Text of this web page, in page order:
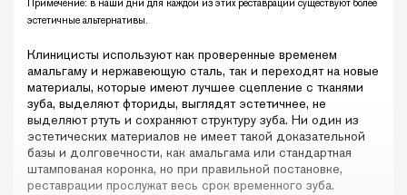
Примечение: в наши дни для каждой из этих реставраций существуют более
эстетичные альтернативы.
Клиницисты используют как проверенные временем
амальгаму и нержавеющую сталь, так и переходят на новые
материалы, которые имеют лучшее сцепление с тканями
зуба, выделяют фториды, выглядят эстетичнее, не
выделяют ртуть и сохраняют структуру зуба. Ни один из
эстетических материалов не имеет такой доказательной
базы и долговечности, как амальгама или стандартная
штампованая коронка, но при правильной постановке,
реставрации прослужат весь срок временного зуба.